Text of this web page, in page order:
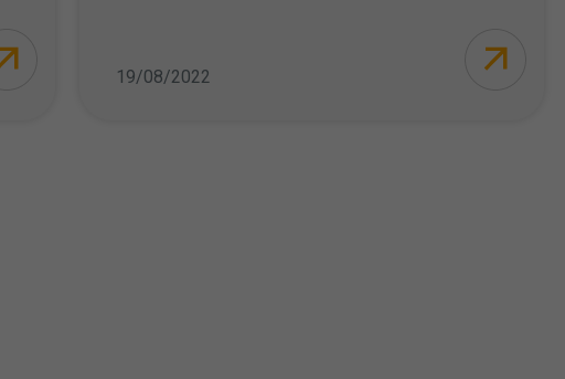
19/08/2022